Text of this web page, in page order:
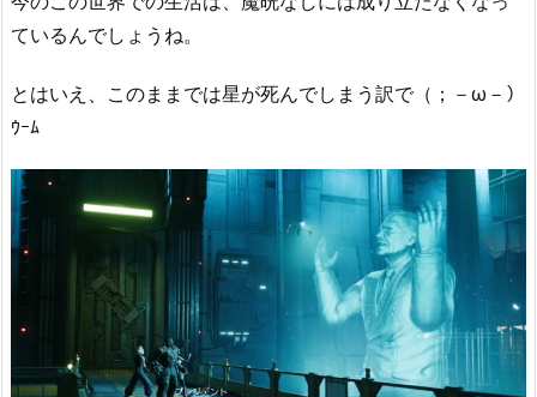
ているんでしょうね。
とはいえ、このままでは星が死んでしまう訳で（；－ω－）
ｳｰﾑ